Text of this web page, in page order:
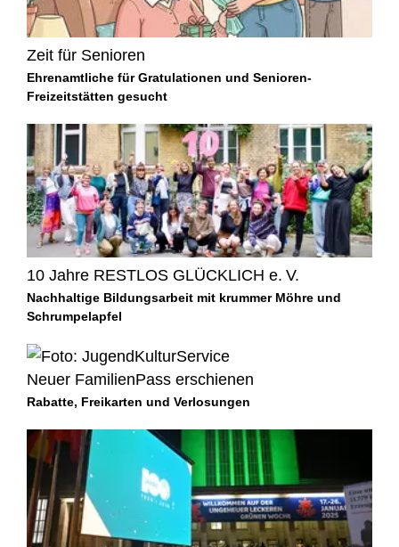
Zeit für Senioren
Ehrenamtliche für Gratulationen und Senioren-
Freizeitstätten gesucht
10 Jahre RESTLOS GLÜCKLICH e. V.
Nachhaltige Bildungsarbeit mit krummer Möhre und
Schrumpelapfel
Neuer FamilienPass erschienen
Rabatte, Freikarten und Verlosungen